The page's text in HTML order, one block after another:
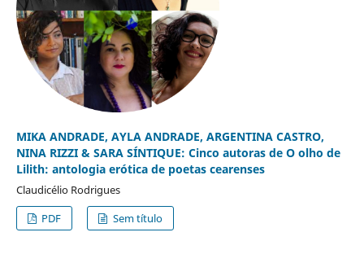
MIKA ANDRADE, AYLA ANDRADE, ARGENTINA CASTRO,
NINA RIZZI & SARA SÍNTIQUE: Cinco autoras de O olho de
Lilith: antologia erótica de poetas cearenses
Claudicélio Rodrigues
PDF
Sem título